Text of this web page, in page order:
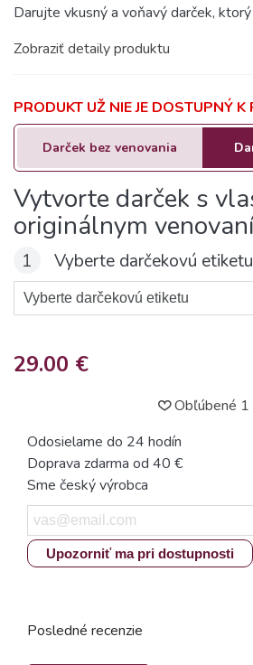
Darujte vkusný a voňavý darček,
Zobraziť detaily produktu
PRODUKT UŽ NIE JE DOSTUPNÝ K
29.00 €
Darček bez venovania
Vytvorte darček s
originálnym
1 Vyberte darčekovú etiketu
Obľúbené 1
Odosielame do 24 hodín
Doprava zdarma od 40 €
Sme český výrobca
Upozorniť ma pri dostupnosti
Posledné recenzie